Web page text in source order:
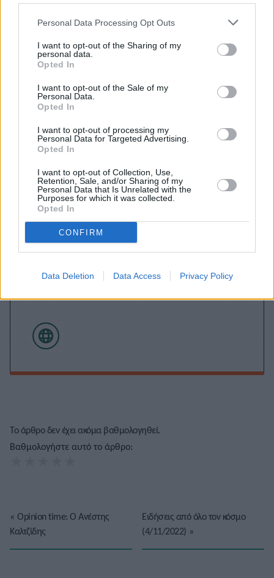
Personal Data Processing Opt Outs
I want to opt-out of the Sharing of my
personal data.
Opted In
I want to opt-out of the Sale of my
Personal Data.
Opted In
I want to opt-out of processing my
Personal Data for Targeted Advertising.
Opted In
I want to opt-out of Collection, Use,
Retention, Sale, and/or Sharing of my
Personal Data that Is Unrelated with the
Purposes for which it was collected.
Opted In
CONFIRM
Data Deletion Data Access Privacy Policy
A- A±
Εγγραφείτε στο Stivostime των
Το άρθρο δεν έχει ακόμα βαθμολογηθεί.
Βαθμολογήστε αυτό το άρθρο:
« Opinion time: Ο Ανέστης
Καλτζίδης
Ειδήσεις από όλο τον κόσμο
(4/11/2022) »